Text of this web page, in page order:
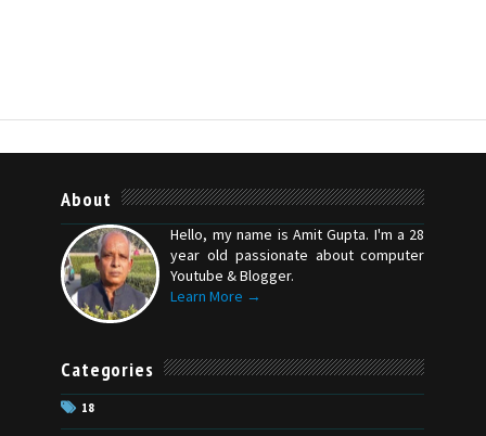
About
Hello, my name is Amit Gupta. I'm a 28
year old passionate about computer
Youtube & Blogger.
Learn More →
Categories
18